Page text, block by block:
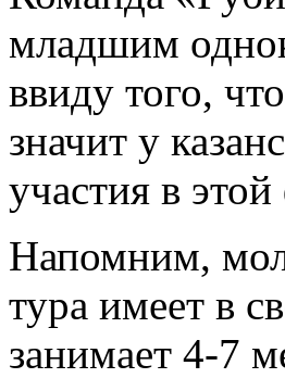
младшим
ввиду того,
значит у
участия в
Напомним,
тура имеет в
занимает 4-7